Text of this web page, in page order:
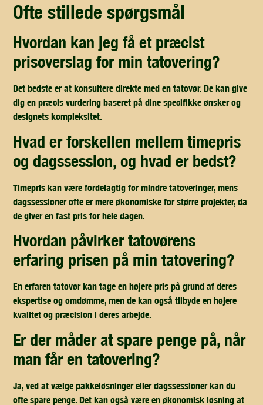
ofte stillede spørgsmål
hvordan kan jeg få et præcist
prisoverslag for min tatovering?
Det bedste er at konsultere direkte med en tatovør. De kan give
dig en præcis vurdering baseret på dine specifikke ønsker og
designets kompleksitet.
hvad er forskellen mellem timepris
og dagssession, og hvad er bedst?
Timepris kan være fordelagtig for mindre tatoveringer, mens
dagssessioner ofte er mere økonomiske for større projekter, da
de giver en fast pris for hele dagen.
hvordan påvirker tatovørens
erfaring prisen på min tatovering?
En erfaren tatovør kan tage en højere pris på grund af deres
ekspertise og omdømme, men de kan også tilbyde en højere
kvalitet og præcision i deres arbejde.
er der måder at spare penge på, når
man får en tatovering?
Ja, ved at vælge pakkeløsninger eller dagssessioner kan du
ofte spare penge. Det kan også være en økonomisk løsning at